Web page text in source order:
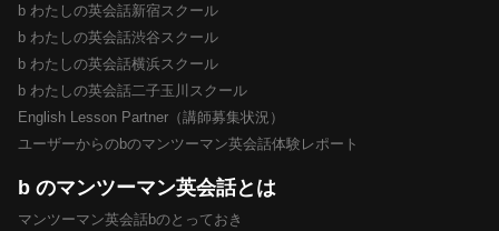
b わたしの英会話新宿スクール
b わたしの英会話渋谷スクール
b わたしの英会話横浜スクール
b わたしの英会話二子玉川スクール
English Lesson Partner（講師募集状況）
ユーザーからのbのマンツーマン英会話体験レポート
b のマンツーマン英会話とは
マンツーマン英会話bのとっておき